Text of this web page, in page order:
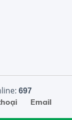
697
Email